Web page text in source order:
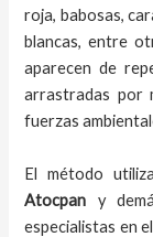
roja, babosas,
blancas, entre
aparecen de
arrastradas por
fuerzas
El método
Atocpan y
especialistas en